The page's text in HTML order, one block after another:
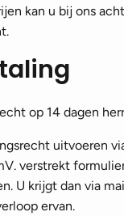
kan u bij ons
op 14 dagen
uitvoeren
verstrekt
U krijgt dan via
ervan.